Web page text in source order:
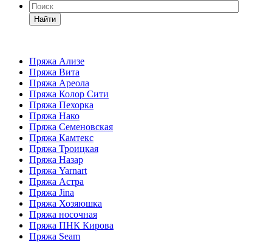
Найти
Пряжа Ализе
Пряжа Вита
Пряжа Ареола
Пряжа Колор Сити
Пряжа Пехорка
Пряжа Нако
Пряжа Семеновская
Пряжа Камтекс
Пряжа Троицкая
Пряжа Назар
Пряжа Yarnart
Пряжа Астра
Пряжа Jina
Пряжа Хозяюшка
Пряжа носочная
Пряжа ПНК Кирова
Пряжа Seam